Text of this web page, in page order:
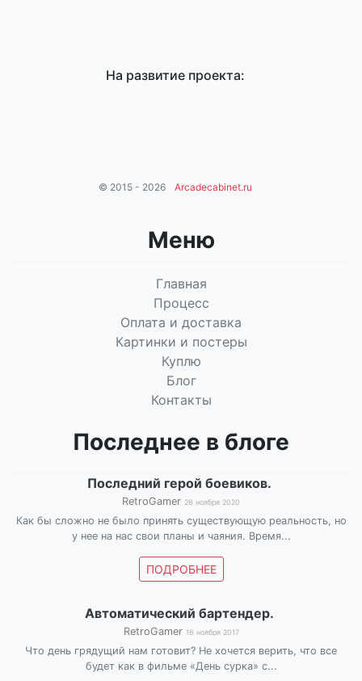
На развитие проекта:
© 2015 - 2026 Arcadecabinet.ru
Меню
Главная
Процесс
Оплата и доставка
Картинки и постеры
Куплю
Блог
Контакты
Последнее в блоге
Последний герой боевиков.
RetroGamer 26 ноября 2020
Как бы сложно не было принять существующую реальность, но
у нее на нас свои планы и чаяния. Время...
ПОДРОБНЕЕ
Автоматический бартендер.
RetroGamer 16 ноября 2017
Что день грядущий нам готовит? Не хочется верить, что все
будет как в фильме «День сурка» с...